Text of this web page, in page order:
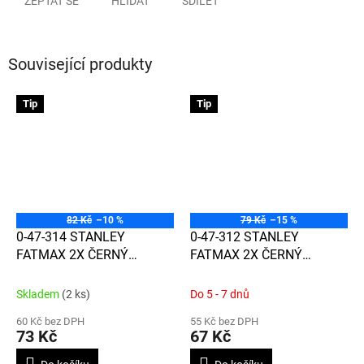
Související produkty
Tip
82 Kč –10 %
0-47-314 STANLEY
FATMAX 2X ČERNÝ
ZNAČKOVAČ S DLÁTOVÝM
Skladem (2 ks)
60 Kč bez DPH
73 Kč
Tip
79 Kč –15 %
0-47-312 STANLEY
FATMAX 2X ČERNÝ
ZNAČKOVAČ S JEMNÝM
Do 5 - 7 dnů
55 Kč bez DPH
67 Kč